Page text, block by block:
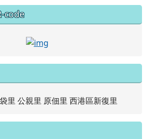
code
link to https://
里 公親里 原佃里 西港區新復里